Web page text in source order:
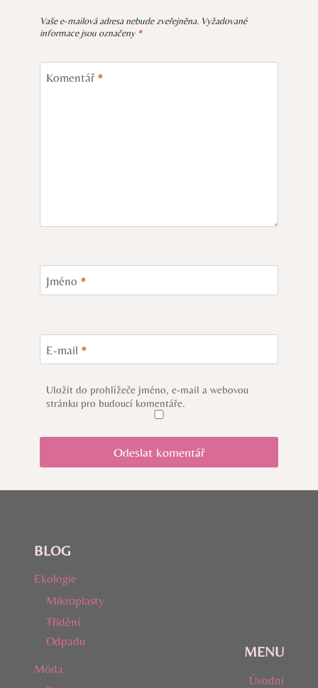
Vaše e-mailová adresa nebude zveřejněna. Vyžadované
informace jsou označeny *
Komentář *
Jméno *
E-mail *
Uložit do prohlížeče jméno, e-mail a webovou
stránku pro budoucí komentáře.
BLOG
Ekologie
Mikroplasty
Třídění
Odpadu
Móda
MENU
Úvodní